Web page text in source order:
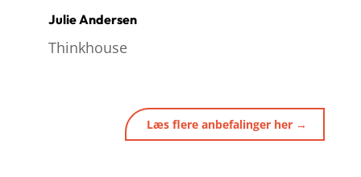
Julie Andersen
Thinkhouse
Læs flere anbefalinger her →